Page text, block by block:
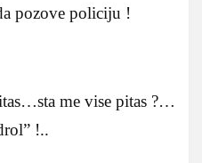
pozove policiju !
me vise pitas ?…
!..